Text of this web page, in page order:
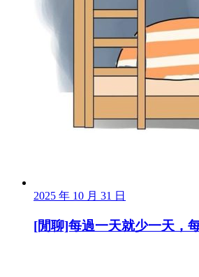
2025 年 10 月 31 日
[閒聊]每過一天就少一天，